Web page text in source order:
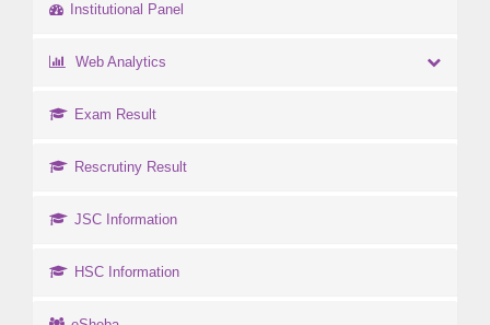
Institutional Panel
Web Analytics
Exam Result
Rescrutiny Result
JSC Information
HSC Information